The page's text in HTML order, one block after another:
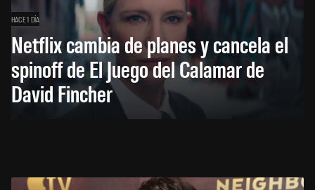
HACE 1 DÍA
Netflix cambia de planes y cancela el
spinoff de El Juego del Calamar de
David Fincher